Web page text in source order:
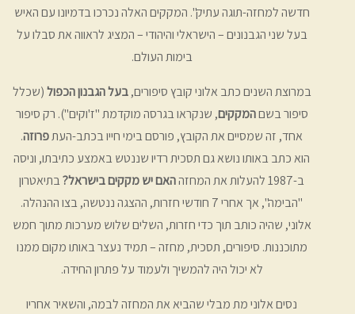
חדשה למחזה-תוגה עתיק". המקקים האלה נכרכו בדמיונו עם האיש
בעל שני הגבנונים – הישראלי והיהודי – המציג לראווה את סבלו על
בימות העולם.
במרוצת השנים כתב אלוני קובץ סיפורים,בעל הגבנון הכפול(שכלל
סיפור בשםהמקקים, שנקראו בגרסה מוקדמת "ז'וקים"). רק סיפור
אחד, זה שמסיים את הקובץ, פורסם בימי חייו בכתב-העתפרוזה.
הוא כתב באותו נושא גם תסכית רדיו שננטש באמצע כתיבתו, וניסה
ב-1987 להעלות את המחזה
האם יש מקקים בישראל?בתיאטרון
"הבימה", אך אחרי 7 חודשי חזרות, ההצגה ננטשה, בצו ההנהלה.
אלוני, שהיה כותב תוך כדי חזרות, השלים שלוש מערכות מתוך חמש
מתוכננות. סיפורים, תסכית, מחזה – תמיד נעצר באותו מקום ממנו
לא יכול היה להמשיך ולעמוד על פתרון החידה.
נסים אלוני מת מבלי שהביא את המחזה לבמה, והשאיר אחריו